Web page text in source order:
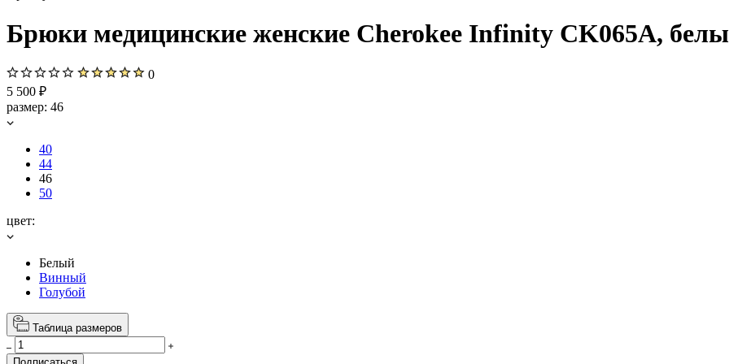
Брюки медицинские женские Cherokee Infinity CK065A,
0
5 500 ₽
размер: 46
40
44
46
50
цвет:
Белый
Винный
Голубой
Таблица размеров